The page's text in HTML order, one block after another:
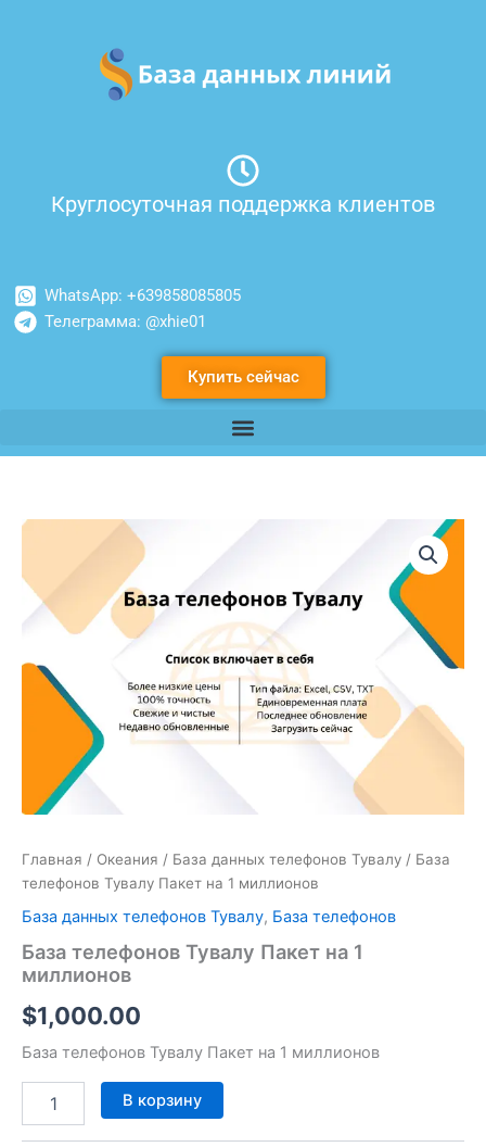
содержимому
Круглосуточная поддержка клиентов
WhatsApp: +639858085805
Телеграмма: @xhie01
Купить сейчас
Главная / Океания / База данных телефонов Тувалу / База
телефонов Тувалу Пакет на 1 миллионов
База данных телефонов Тувалу, База телефонов
База телефонов Тувалу Пакет на 1
миллионов
$1,000.00
База телефонов Тувалу Пакет на 1 миллионов
Количество
телефонов
Тувалу
на
миллионов
В корзину